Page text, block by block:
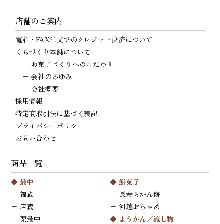
店舗のご案内
電話・FAX注文でのクレジット決済について
くらづくり本舗について
− お菓子づくりへのこだわり
−会社のあゆみ
−会社概要
採用情報
特定商取引法に基づく表記
プライバシーポリシー
お問い合わせ
商品一覧
◆最中
−福蔵
− 店蔵
−栗最中
◆ 餅菓子
− 長寿らかん餅
− 河越おちゃめ
◆ ようかん／流し物